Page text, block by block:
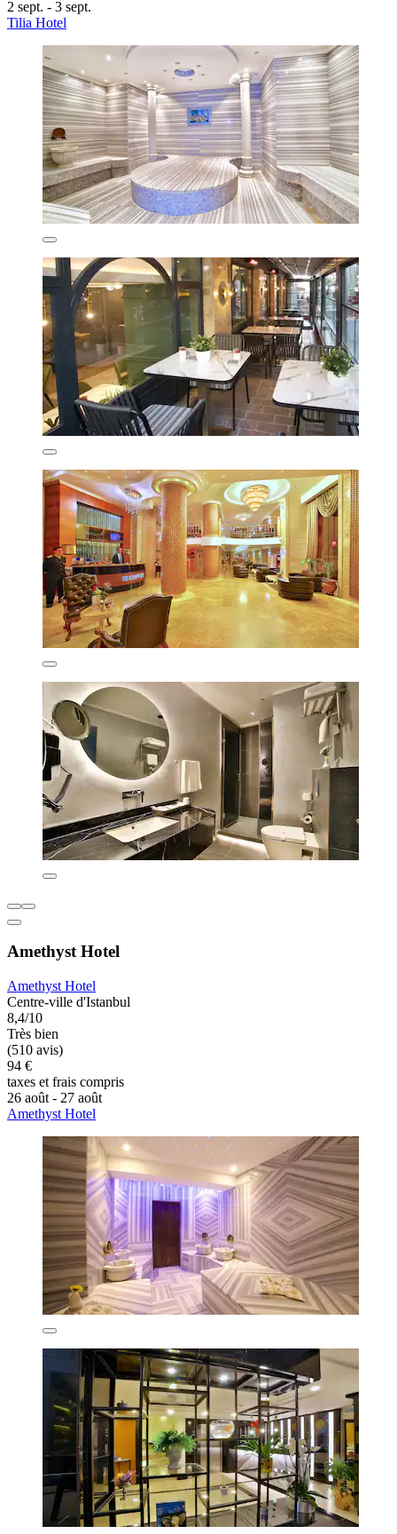
2 sept. - 3 sept.
Tilia Hotel
Amethyst Hotel
Amethyst Hotel
Centre-ville d'Istanbul
8,4/10
Très bien
(510 avis)
94 €
taxes et frais compris
26 août - 27 août
Amethyst Hotel